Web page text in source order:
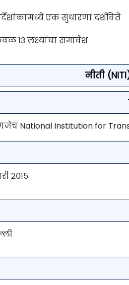
एक सुधारणा दर्शविते
१३ लक्ष्यांचा समावेश
नीती
National Institution for
२०१५